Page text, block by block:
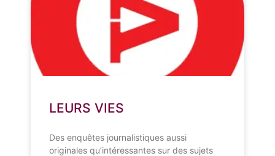
LEURS VIES
Des enquêtes journalistiques aussi
originales qu’intéressantes sur des sujets